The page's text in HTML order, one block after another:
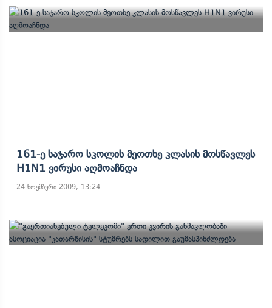
161-Ე Საჯარო Სკოლის Მეოთხე Კლასის Მოსწავლეს
H1N1 Ვირუსი Აღმოაჩნდა
24 ნოემბერი 2009, 13:24